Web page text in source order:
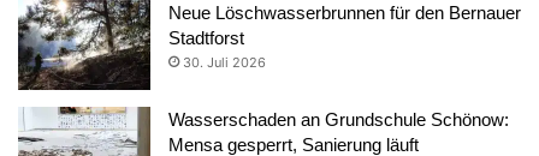
Neue Löschwasserbrunnen für den Bernauer
Stadtforst
30. Juli 2026
Wasserschaden an Grundschule Schönow:
Mensa gesperrt, Sanierung läuft